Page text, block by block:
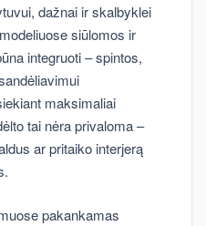
dažnai ir skalbyklei
siūlomos ir
integruoti – spintos,
maksimaliai
tai nėra privaloma –
ar pritaiko interjerą
pakankamas